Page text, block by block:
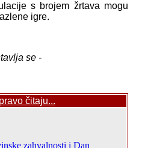
s brojem žrtava mogu
igre.
se -
čitaju...
zahvalnosti i Dan